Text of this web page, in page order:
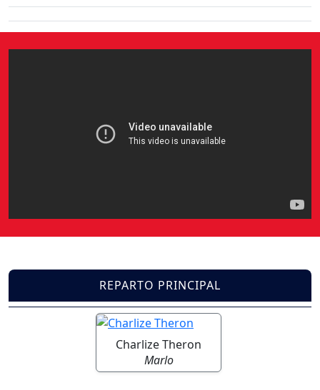
REPARTO PRINCIPAL
Charlize Theron
Marlo